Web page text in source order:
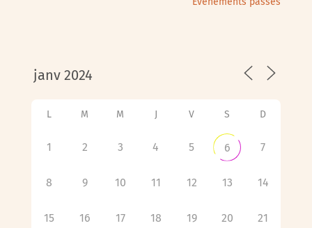
L M M J V S D
1 2 3 4 5 6 7
8 9 10 11 12 13 14
15 16 17 18 19 20 21